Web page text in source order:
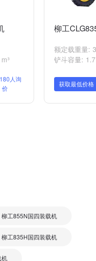
人询
价
柳工
额定载重量:
铲斗容量:
获取最低价格
柳工855N国四装载机
柳工835H国四装载机
机